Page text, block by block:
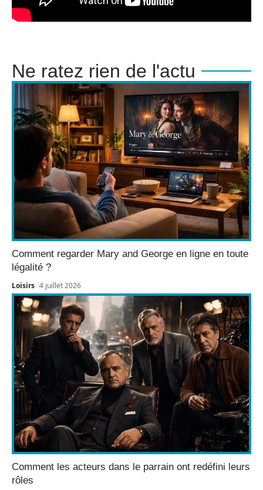
Ne ratez rien de l'actu
Comment regarder Mary and George en ligne en toute
légalité ?
Loisirs 4 juillet 2026
Comment les acteurs dans le parrain ont redéfini leurs
rôles